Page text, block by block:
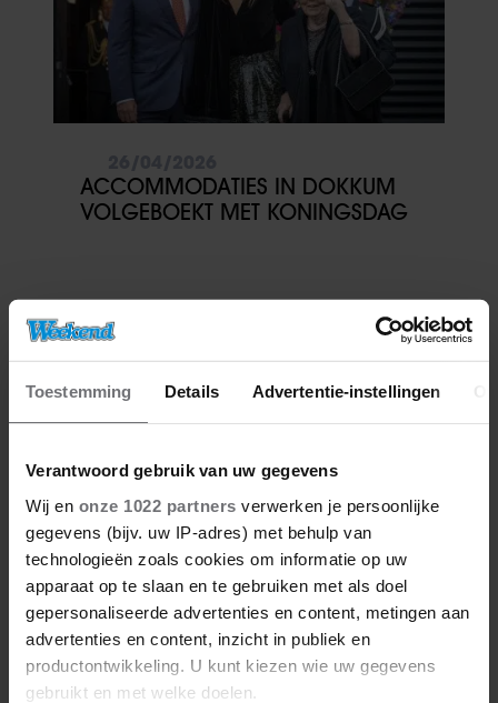
Toestemming Details Advertentie-instellingen
Verantwoord gebruik van uw gegevens
Wij en onze 1022 partners verwerken je persoonlijke
gegevens (bijv. uw IP-adres) met behulp van
technologieën zoals cookies om informatie op uw
apparaat op te slaan en te gebruiken met als doel
gepersonaliseerde advertenties en content, metingen aan
advertenties en content, inzicht in publiek en
productontwikkeling. U kunt kiezen wie uw gegevens
gebruikt en met welke doelen.
ACCOMMODATIES IN DOKKUM
VOLGEBOEKT MET KONINGSDAG